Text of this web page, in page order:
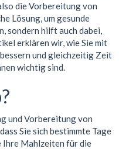
die Vorbereitung von
Lösung, um gesunde
sondern hilft auch dabei,
erklären wir, wie Sie mit
und gleichzeitig Zeit
wichtig sind.
und Vorbereitung von
Sie sich bestimmte Tage
Ihre Mahlzeiten für die